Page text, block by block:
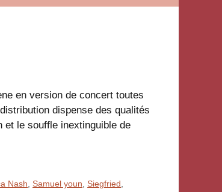
en version de concert toutes
dispense des qualités
et le souffle inextinguible de
Nash ,Samuel youn ,Siegfried